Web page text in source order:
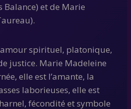
Balance) et de Marie
spirituel, platonique,
justice. Marie Madeleine
elle est l’amante, la
laborieuses, elle est
fécondité et symbole